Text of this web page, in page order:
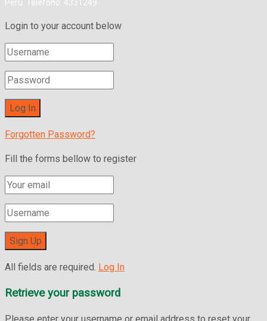
Perú. Teléfono: 4331249
Login to your account below
Forgotten Password?
Fill the forms bellow to register
All fields are required. Log In
Retrieve your password